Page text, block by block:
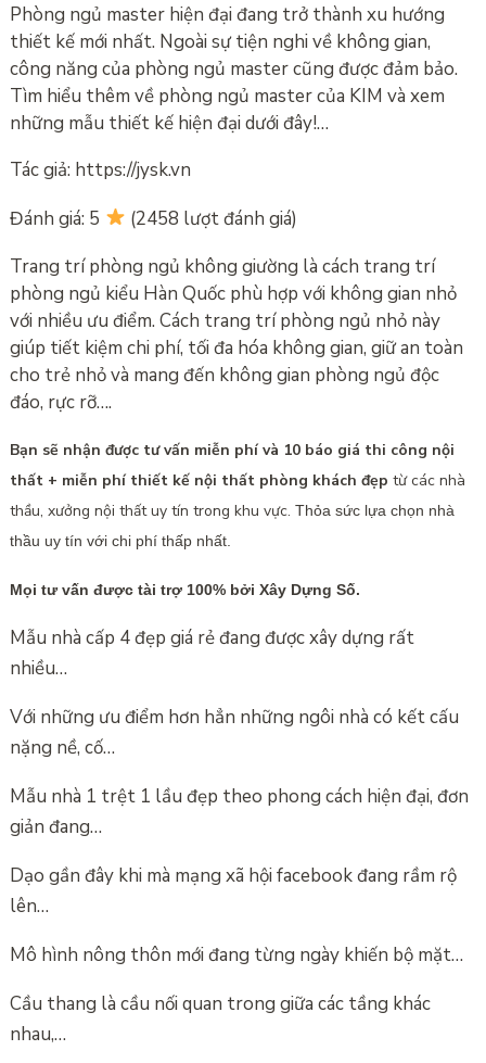
Phòng ngủ master hiện đại đang trở thành xu hướng
thiết kế mới nhất. Ngoài sự tiện nghi về không gian,
công năng của phòng ngủ master cũng được đảm bảo.
Tìm hiểu thêm về phòng ngủ master của KIM và xem
những mẫu thiết kế hiện đại dưới đây!…
Tác giả: https://jysk.vn
Đánh giá: 5
(2458 lượt đánh giá)
Trang trí phòng ngủ không giường là cách trang trí
phòng ngủ kiểu Hàn Quốc phù hợp với không gian nhỏ
với nhiều ưu điểm. Cách trang trí phòng ngủ nhỏ này
giúp tiết kiệm chi phí, tối đa hóa không gian, giữ an toàn
cho trẻ nhỏ và mang đến không gian phòng ngủ độc
đáo, rực rỡ….
Bạn sẽ nhận được tư vấn miễn phí và 10 báo giá thi công nội
thất + miễn phí thiết kế nội thất phòng khách đẹp từ các nhà
thầu, xưởng nội thất uy tín trong khu vực.Thỏa sức lựa chọn nhà
thầu uy tín với chi phí thấp nhất.
Mọi tư vấn được tài trợ 100% bởi Xây Dựng Số.
Mẫu nhà cấp 4 đẹp giá rẻ đang được xây dựng rất
nhiều…
Với những ưu điểm hơn hẳn những ngôi nhà có kết cấu
nặng nề, cố…
Mẫu nhà 1 trệt 1 lầu đẹp theo phong cách hiện đại, đơn
giản đang…
Dạo gần đây khi mà mạng xã hội facebook đang rầm rộ
lên…
Mô hình nông thôn mới đang từng ngày khiến bộ mặt…
Cầu thang là cầu nối quan trong giữa các tầng khác
nhau,…